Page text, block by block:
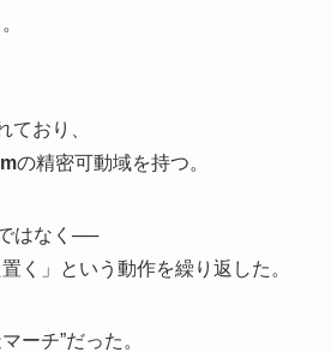
おり、
の精密可動域を持つ。
はなく──
く」という動作を繰り返した。
ーチ”だった。